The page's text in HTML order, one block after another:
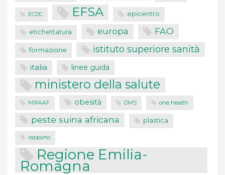
ECDC EFSA epicentro
etichettatura europa FAO
formazione istituto superiore sanità
italia linee guida
ministero della salute
MIPAAF obesità OMS one health
peste suina africana plastica
rapporto
Regione Emilia-
Romagna